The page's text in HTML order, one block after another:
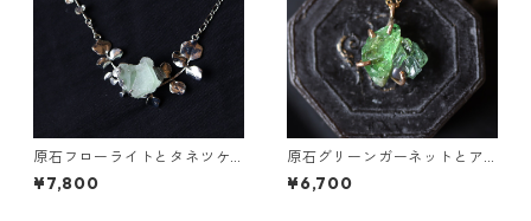
原石フローライトとタネツケ
バナのネックレス
¥7,800
原石グリーンガーネットとア
パタイトのネックレス
¥6,700